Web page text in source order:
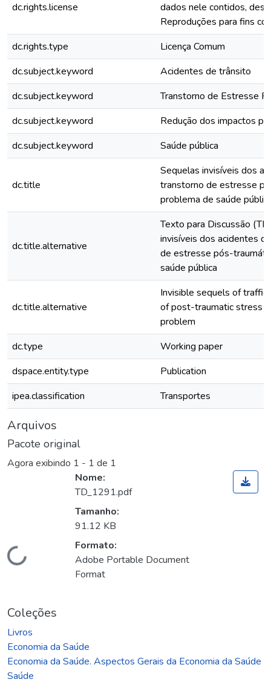
dc.rights.license
dados nele contidos,
Reproduções para fins
dc.rights.type
Licença Comum
dc.subject.keyword
Acidentes de trânsito
dc.subject.keyword
Transtorno de Estresse
dc.subject.keyword
Redução dos impactos
dc.subject.keyword
Saúde pública
dc.title
Sequelas invisíveis dos
transtorno de estresse
problema de saúde
dc.title.alternative
Texto para Discussão
invisíveis dos acidentes
de estresse pós-
saúde pública
dc.title.alternative
Invisible sequels of traffic
of post-traumatic stress
problem
dc.type
Working paper
dspace.entity.type
Publication
ipea.classification
Transportes
Arquivos
Pacote original
Agora exibindo 1 - 1 de 1
Carregando...
Nome:
TD_1291.pdf
Tamanho:
91.12 KB
Formato:
Adobe Portable Document
Format
Coleções
Livros
Economia da Saúde
Economia da Saúde. Aspectos Gerais da Economia da Saúde
Saúde